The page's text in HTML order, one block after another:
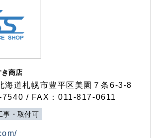
商店
道札幌市豊平区美園７条6-3-8
/ FAX：011-817-0611
事・取付可